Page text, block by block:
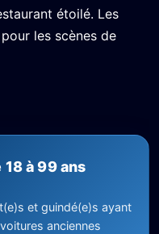
étoilé. Les
les scènes de
18 à 99 ans
et guindé(e)s ayant
anciennes